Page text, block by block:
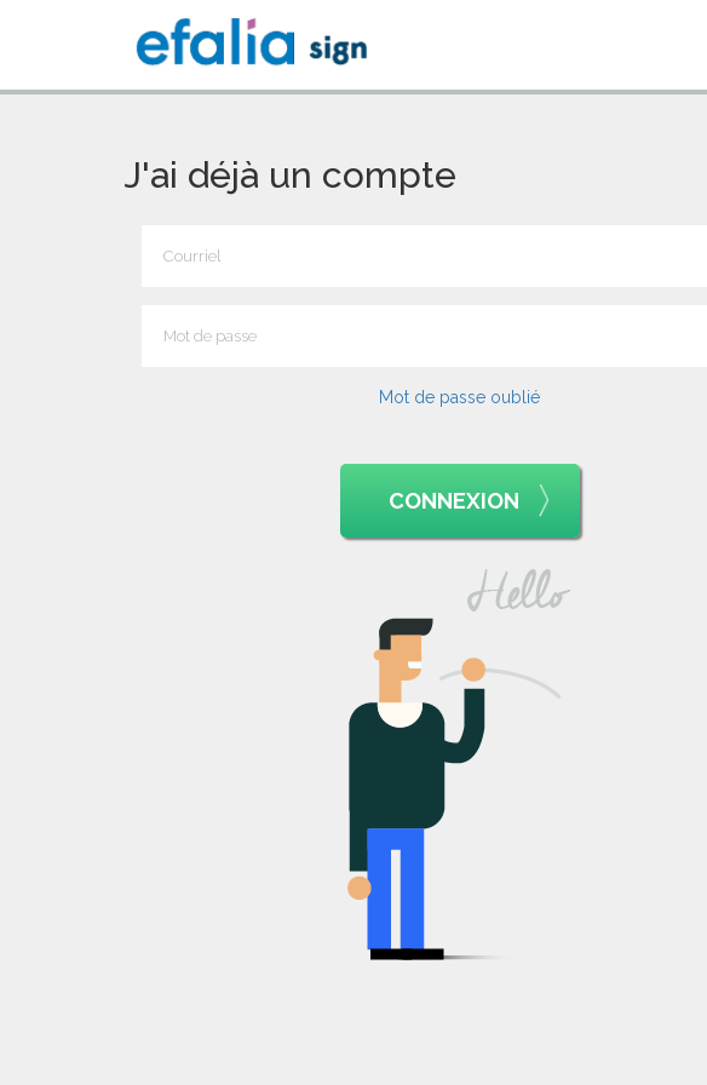
J'ai déjà un compte
Mot de passe oublié
CONNEXION